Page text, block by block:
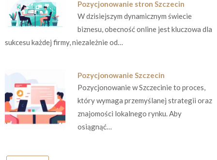
Pozycjonowanie stron Szczecin
W dzisiejszym dynamicznym świecie
biznesu, obecność online jest kluczowa dla
sukcesu każdej firmy, niezależnie od…
Pozycjonowanie Szczecin
Pozycjonowanie w Szczecinie to proces,
który wymaga przemyślanej strategii oraz
znajomości lokalnego rynku. Aby
osiągnąć…